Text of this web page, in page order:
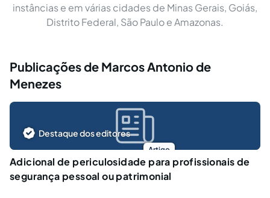
instâncias e em várias cidades de Minas Gerais, Goiás,
Distrito Federal, São Paulo e Amazonas.
Publicações de Marcos Antonio de
Menezes
Artigo
Destaque dos editores
Adicional de periculosidade para profissionais de
segurança pessoal ou patrimonial